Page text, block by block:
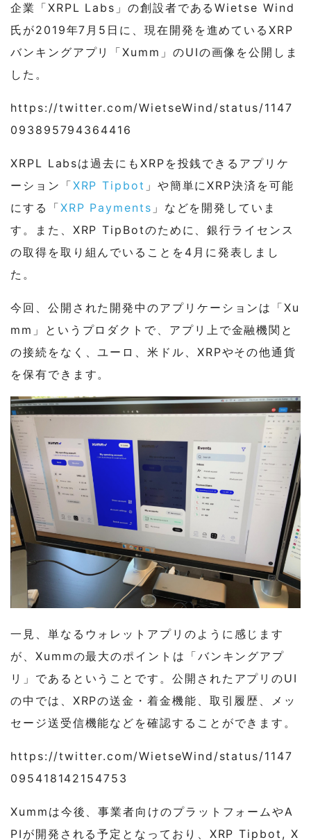
企業「XRPL Labs」の創設者であるWietse Wind
氏が2019年7月5日に、現在開発を進めているXRP
バンキングアプリ「Xumm」のUIの画像を公開しま
した。
https://twitter.com/WietseWind/status/1147
093895794364416
XRPL Labsは過去にもXRPを投銭できるアプリケ
ーション「XRP Tipbot 」や簡単にXRP決済を可能
にする「XRP Payments 」などを開発していま
す。また、XRP TipBotのために、銀行ライセンス
の取得を取り組んでいることを4月に発表しまし
た。
今回、公開された開発中のアプリケーションは「Xu
mm」というプロダクトで、アプリ上で金融機関と
の接続をなく、ユーロ、米ドル、XRPやその他通貨
を保有できます。
一見、単なるウォレットアプリのように感じます
が、Xummの最大のポイントは「バンキングアプ
リ」であるということです。公開されたアプリのUI
の中では、XRPの送金・着金機能、取引履歴、メッ
セージ送受信機能などを確認することができます。
https://twitter.com/WietseWind/status/1147
095418142154753
Xummは今後、事業者向けのプラットフォームやA
PIが開発される予定となっており、XRP Tipbot, X